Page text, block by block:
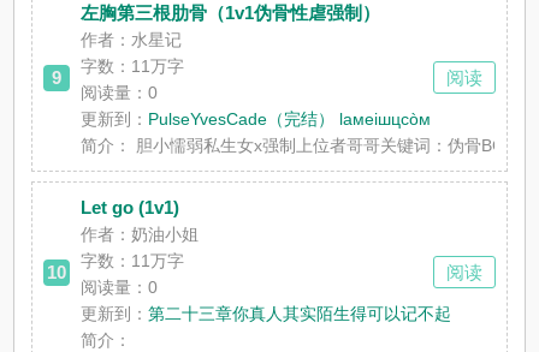
9
左胸第三根肋骨（1v1伪骨性虐强制）
作者：水星记
字数：11万字
阅读量：0
更新到： PulseYvesCade（完结） laмeiшцcòм
简介：
胆小懦弱私生女x强制上位者哥哥关键词：伪骨BG
阅读
10
Let go (1v1)
作者：奶油小姐
字数：11万字
阅读量：0
更新到：第二十三章你真人其实陌生得可以记不起
简介：
阅读